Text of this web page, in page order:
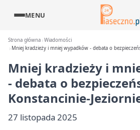
MENU
Strona główna Wiadomości
Mniej kradzieży i mniej wypadków - debata o
Mniej kradzieży i
- debata o
Konstancinie-
27 listopada 2025